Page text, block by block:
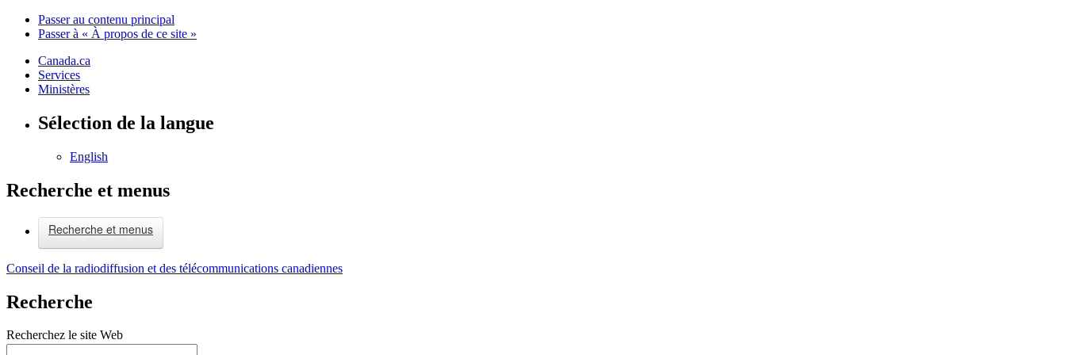
Passer au contenu principal
Passer à « À propos de ce site »
Canada.ca
Services
Ministères
Sélection de la langue
English
Recherche et menus
Recherche et menus
Conseil de la radiodiffusion et des télécommunications canadiennes
Recherche
Recherchez le site Web